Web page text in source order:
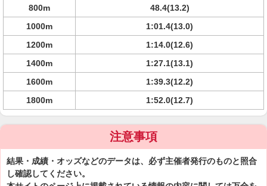
800m
48.4(13.2)
1000m
1:01.4(13.0)
1200m
1:14.0(12.6)
1400m
1:27.1(13.1)
1600m
1:39.3(12.2)
1800m
1:52.0(12.7)
注意事項
結果・成績・オッズなどのデータは、必ず主催者発行のものと照合
し確認してください。